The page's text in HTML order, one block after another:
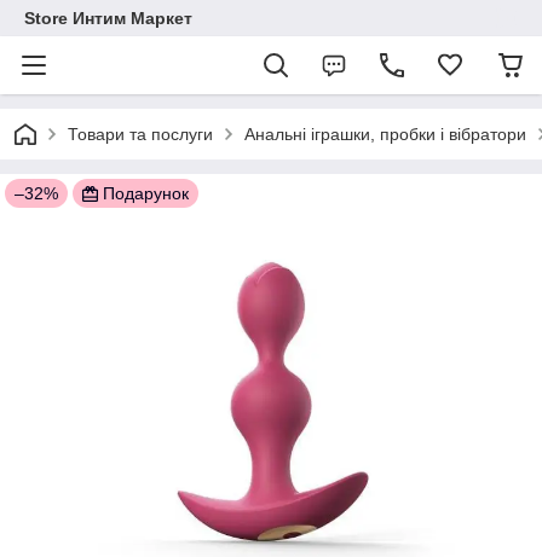
Store Интим Маркет
Товари та послуги Анальні іграшки, пробки і вібратори
–32% Подарунок